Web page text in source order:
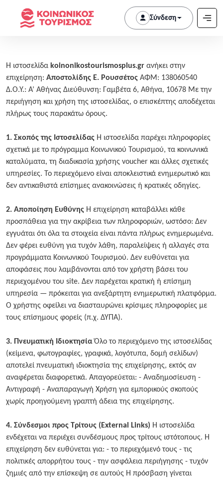
Σύνδεση
Η ιστοσελίδα koinonikostourismosplus.gr ανήκει στην
επιχείρηση: Αποστολίδης Ε. Ρουσσέτος ΑΦΜ: 138060540
Δ.Ο.Υ.: Α’ Αθήνας Διεύθυνση: Γαμβέτα 6, Αθήνα, 10678 Με την
περιήγηση και χρήση της ιστοσελίδας, ο επισκέπτης αποδέχεται
πλήρως τους παρακάτω όρους.
1. Σκοπός της Ιστοσελίδας Η ιστοσελίδα παρέχει πληροφορίες
σχετικά με το πρόγραμμα Κοινωνικού Τουρισμού, τα κοινωνικά
καταλύματα, τη διαδικασία χρήσης voucher και άλλες σχετικές
υπηρεσίες. Το περιεχόμενο είναι αποκλειστικά ενημερωτικό και
δεν αντικαθιστά επίσημες ανακοινώσεις ή κρατικές οδηγίες.
2. Αποποίηση Ευθύνης Η επιχείρηση καταβάλλει κάθε
προσπάθεια για την ακρίβεια των πληροφοριών, ωστόσο: Δεν
εγγυάται ότι όλα τα στοιχεία είναι πάντα πλήρως ενημερωμένα.
Δεν φέρει ευθύνη για τυχόν λάθη, παραλείψεις ή αλλαγές στα
προγράμματα Κοινωνικού Τουρισμού. Δεν ευθύνεται για
αποφάσεις που λαμβάνονται από τον χρήστη βάσει του
περιεχομένου του site. Δεν παρέχεται κρατική ή επίσημη
υπηρεσία — πρόκειται για ανεξάρτητη ενημερωτική πλατφόρμα.
Ο χρήστης οφείλει να διασταυρώνει κρίσιμες πληροφορίες με
τους επίσημους φορείς (π.χ. ΔΥΠΑ).
3. Πνευματική ΙδιοκτησίαΌλο το περιεχόμενο της ιστοσελίδας
(κείμενα, φωτογραφίες, γραφικά, λογότυπα, δομή σελίδων)
αποτελεί πνευματική ιδιοκτησία της επιχείρησης, εκτός αν
αναφέρεται διαφορετικά. Απαγορεύεται: - Αναδημοσίευση -
Αντιγραφή - Αναπαραγωγή Χρήση για εμπορικούς σκοπούς
χωρίς προηγούμενη γραπτή άδεια της επιχείρησης.
4. Σύνδεσμοι προς Τρίτους (External Links) Η ιστοσελίδα
ενδέχεται να περιέχει συνδέσμους προς τρίτους ιστότοπους. Η
επιχείρηση δεν ευθύνεται για: - το περιεχόμενό τους - τις
πολιτικές απορρήτου τους - την ασφάλεια περιήγησης - τυχόν
ζημιές από την επίσκεψη σε αυτούς Η πρόσβαση γίνεται